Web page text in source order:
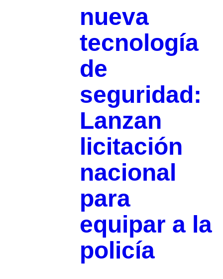
nueva
tecnología
de
seguridad:
Lanzan
licitación
nacional
para
equipar a la
policía